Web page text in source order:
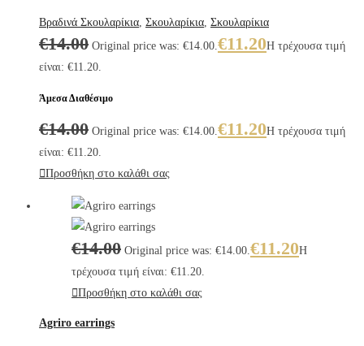
Βραδινά Σκουλαρίκια, Σκουλαρίκια, Σκουλαρίκια
€14.00 Original price was: €14.00.€11.20Η τρέχουσα τιμή
είναι: €11.20.
Άμεσα Διαθέσιμο
€14.00 Original price was: €14.00.€11.20Η τρέχουσα τιμή
είναι: €11.20.
Προσθήκη στο καλάθι σας
€14.00 Original price was: €14.00.€11.20Η
τρέχουσα τιμή είναι: €11.20.
Προσθήκη στο καλάθι σας
Agriro earrings